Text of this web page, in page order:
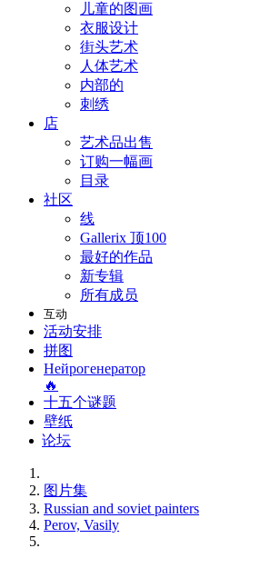
儿童的图画
衣服设计
街头艺术
人体艺术
内部的
刺绣
店
艺术品出售
订购一幅画
目录
社区
线
Gallerix 顶100
最好的作品
新专辑
所有成员
互动
活动安排
拼图
Нейрогенератор
🔥
十五个谜题
壁纸
论坛
图片集
Russian and soviet painters
Perov, Vasily